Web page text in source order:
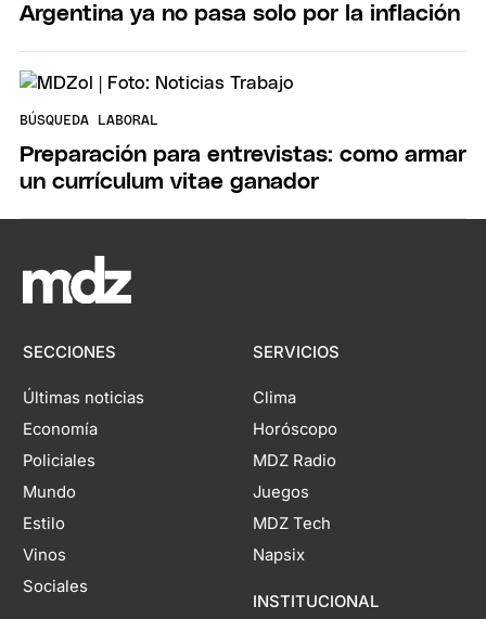
Argentina ya no pasa solo por la inflación
BÚSQUEDA LABORAL
Preparación para entrevistas: como armar
un currículum vitae ganador
SECCIONES
Últimas noticias
Economía
Policiales
Mundo
Estilo
Vinos
Sociales
SERVICIOS
Clima
Horóscopo
MDZ Radio
Juegos
MDZ Tech
Napsix
INSTITUCIONAL